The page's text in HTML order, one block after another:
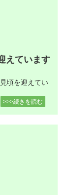
えています
頃を迎えてい
>>>続きを読む